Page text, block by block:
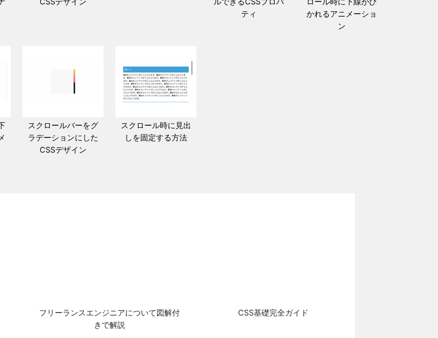
ティ
かれるアニメーショ
ン
スクロールバーをグ
ラデーションにした
CSSデザイン
スクロール時に見出
しを固定する方法
フリーランスエンジニアについて図解付
きで解説
CSS基礎完全ガイド